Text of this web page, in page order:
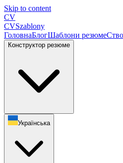
Skip to content
CV
CVSzablony
ГоловнаБлогШаблони резюме
Конструктор резюме
Українська